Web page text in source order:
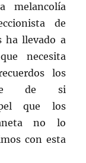
melancolía
de
ha llevado a
necesita
los
de si
que los
no lo
con esta